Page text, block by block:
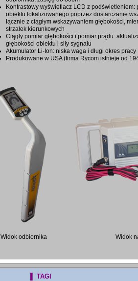
Kontrastowy wyświetlacz LCD z
obiektu lokalizowanego poprzez dostarczanie
łącznie z ciągłym wskazywaniem głębokości,
strzałek kierunkowych
Ciągły pomiar głębokości i pomiar prądu:
głębokości obiektu i siły sygnału
Akumulator Li-Ion: niska waga i długi okres pracy
Produkowane w USA (firma Rycom istnieje od
Widok odbiornika Widok
▌ TAGI